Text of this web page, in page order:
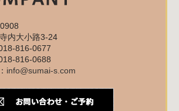
内大小路3-24
816-0677
816-0688
info@sumai-s.com